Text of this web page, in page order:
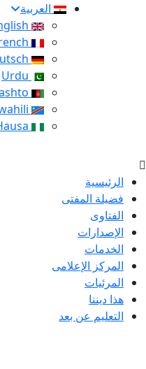
العربية
الرئيسية
فضيلة المفتى
الفتاوى
الإصدارات
الخدمات
المركز الإعلامى
المرئيات
هذا ديننا
التعليم عن بعد